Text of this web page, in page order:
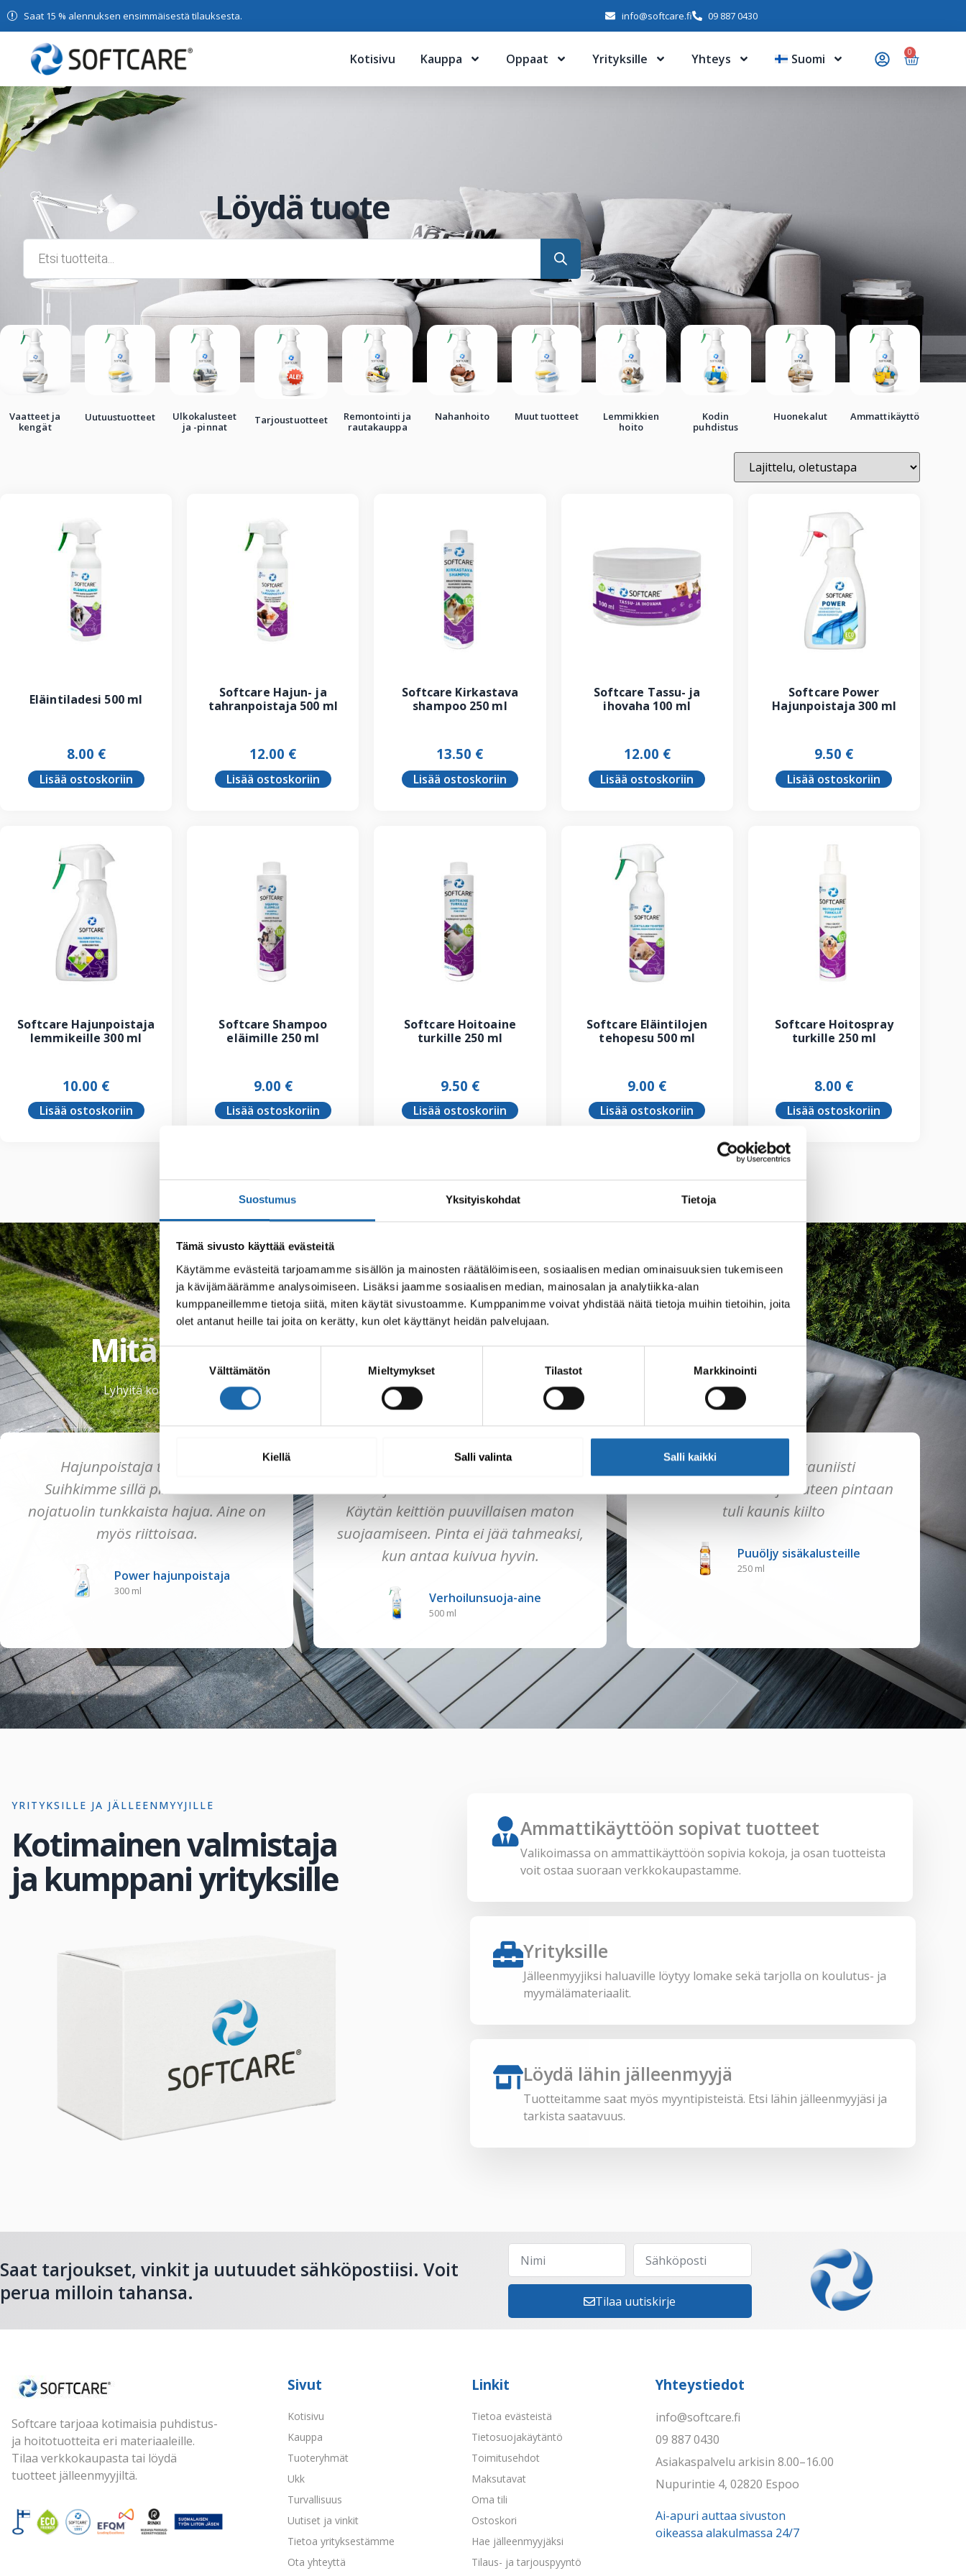
Suostumus Yksityiskohdat Tietoja
Tämä sivusto käyttää evästeitä
Käytämme evästeitä tarjoamamme sisällön ja mainosten räätälöimiseen, sosiaalisen median ominaisuuksien tukemiseen
ja kävijämäärämme analysoimiseen. Lisäksi jaamme sosiaalisen median, mainosalan ja analytiikka-alan
kumppaneillemme tietoja siitä, miten käytät sivustoamme. Kumppanimme voivat yhdistää näitä tietoja muihin tietoihin, joita
olet antanut heille tai joita on kerätty, kun olet käyttänyt heidän palvelujaan.
Suostumuksen
valinta
Välttämätön Mieltymykset Tilastot Markkinointi
Kiellä Salli valinta Salli kaikki
Saat 15 % alennuksen ensimmäisestä tilauksesta. info@softcare.fi 09 887 0430
Kotisivu Kauppa Oppaat Yrityksille Yhteys Suomi 0
Löydä tuote
Vaatteet ja
kengät
Uutuustuotteet
Ulkokalusteet
ja -pinnat
Tarjoustuotteet
Remontointi ja
rautakauppa
Nahanhoito Muut tuotteet
Lemmikkien
hoito
Kodin
puhdistus
Huonekalut Ammattikäyttö
Eläintiladesi 500 ml
8.00 €
Lisää ostoskoriin
Softcare Hajun- ja
tahranpoistaja 500 ml
12.00 €
Lisää ostoskoriin
Softcare Kirkastava
shampoo 250 ml
13.50 €
Lisää ostoskoriin
Softcare Tassu- ja
ihovaha 100 ml
12.00 €
Lisää ostoskoriin
Softcare Power
Hajunpoistaja 300 ml
9.50 €
Lisää ostoskoriin
Softcare Hajunpoistaja
lemmikeille 300 ml
10.00 €
Lisää ostoskoriin
Softcare Shampoo
eläimille 250 ml
9.00 €
Lisää ostoskoriin
Softcare Hoitoaine
turkille 250 ml
9.50 €
Lisää ostoskoriin
Softcare Eläintilojen
tehopesu 500 ml
9.00 €
Lisää ostoskoriin
Softcare Hoitospray
turkille 250 ml
8.00 €
Lisää ostoskoriin
KOKEMUKSIA
Mitä asiakkaat sanovat
Lyhyitä kokemuksia tuotteista ja lopputuloksesta arjessa.
Hajunpoistaja toimi hyvin.
Suihkimme sillä piiloon vanhan
nojatuolin tunkkaista hajua. Aine on
myös riittoisaa.
Power hajunpoistaja
300 ml
Verhoilusuoja antaa pidemmän
suojan likaantumista vastaan.
Käytän keittiön puuvillaisen maton
suojaamiseen. Pinta ei jää tahmeaksi,
kun antaa kuivua hyvin.
Verhoilunsuoja-aine
500 ml
Puuöljy palautti kauniisti
kulahtaneen värin ja uuteen pintaan
tuli kaunis kiilto
Puuöljy sisäkalusteille
250 ml
YRITYKSILLE JA JÄLLEENMYYJILLE
Kotimainen valmistaja
ja kumppani yrityksille
Ammattikäyttöön sopivat tuotteet
Valikoimassa on ammattikäyttöön sopivia kokoja, ja osan tuotteista
voit ostaa suoraan verkkokaupastamme.
Yrityksille
Jälleenmyyjiksi haluaville löytyy lomake sekä tarjolla on koulutus- ja
myymälämateriaalit.
Löydä lähin jälleenmyyjä
Tuotteitamme saat myös myyntipisteistä. Etsi lähin jälleenmyyjäsi ja
tarkista saatavuus.
Saat tarjoukset, vinkit ja uutuudet sähköpostiisi. Voit
perua milloin tahansa.
Tilaa uutiskirje
Softcare tarjoaa kotimaisia puhdistus-
ja hoitotuotteita eri materiaaleille.
Tilaa verkkokaupasta tai löydä
tuotteet jälleenmyyjiltä.
Sivut
Kotisivu
Kauppa
Tuoteryhmät
Ukk
Turvallisuus
Uutiset ja vinkit
Tietoa yrityksestämme
Ota yhteyttä
Linkit
Tietoa evästeistä
Tietosuojakäytäntö
Toimitusehdot
Maksutavat
Oma tili
Ostoskori
Hae jälleenmyyjäksi
Tilaus- ja tarjouspyyntö
Yhteystiedot
info@softcare.fi
09 887 0430
Asiakaspalvelu arkisin 8.00–16.00
Nupurintie 4, 02820 Espoo
Ai-apuri auttaa sivuston
oikeassa alakulmassa 24/7